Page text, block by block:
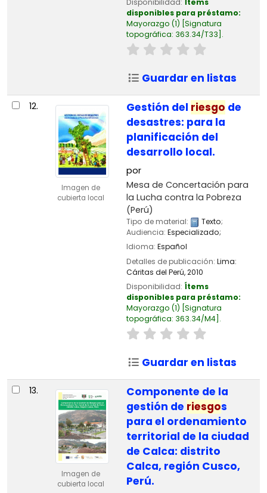
disponibles para préstamo:
Mayorazgo (1) Signatura
topográfica: 363.34/T33 .
Guardar en listas
12.
Imagen de
cubierta local
Gestión del riesgo de
desastres: para la
planificación del
desarrollo local.
por
Mesa de Concertación para
la Lucha contra la Pobreza
(Perú)
Tipo de material: Texto;
Audiencia: Especializado;
Idioma: Español
Detalles de publicación: Lima:
Cáritas del Perú,2010
Disponibilidad: Ítems
disponibles para préstamo:
Mayorazgo (1) Signatura
topográfica: 363.34/M4 .
Guardar en listas
13.
Imagen de
cubierta local
Componente de la
gestión de riesgos
para el ordenamiento
territorial de la ciudad
de Calca: distrito
Calca, región Cusco,
Perú.